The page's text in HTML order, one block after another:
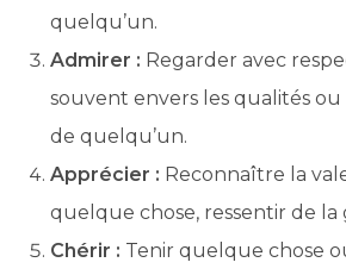
quelqu’un.
Admirer : Regarder avec
souvent envers les qualités ou
de quelqu’un.
Apprécier : Reconnaître la
quelque chose, ressentir de la
Chérir : Tenir quelque chose